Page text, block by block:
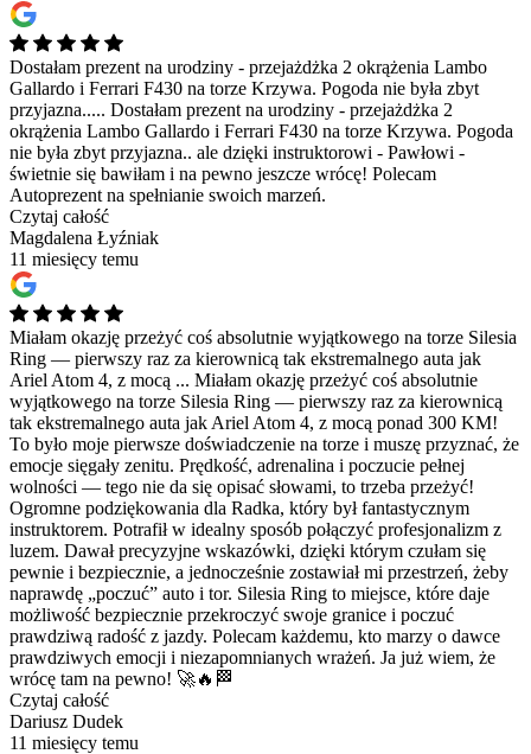
Dostałam prezent na urodziny - przejażdżka 2 okrążenia Lambo
Gallardo i Ferrari F430 na torze Krzywa. Pogoda nie była zbyt
przyjazna..... Dostałam prezent na urodziny - przejażdżka 2
okrążenia Lambo Gallardo i Ferrari F430 na torze Krzywa. Pogoda
nie była zbyt przyjazna.. ale dzięki instruktorowi - Pawłowi -
świetnie się bawiłam i na pewno jeszcze wrócę! Polecam
Autoprezent na spełnianie swoich marzeń.
Czytaj całość
Magdalena Łyźniak
11 miesięcy temu
Miałam okazję przeżyć coś absolutnie wyjątkowego na torze Silesia
Ring — pierwszy raz za kierownicą tak ekstremalnego auta jak
Ariel Atom 4, z mocą ... Miałam okazję przeżyć coś absolutnie
wyjątkowego na torze Silesia Ring — pierwszy raz za kierownicą
tak ekstremalnego auta jak Ariel Atom 4, z mocą ponad 300 KM!
To było moje pierwsze doświadczenie na torze i muszę przyznać, że
emocje sięgały zenitu. Prędkość, adrenalina i poczucie pełnej
wolności — tego nie da się opisać słowami, to trzeba przeżyć!
Ogromne podziękowania dla Radka, który był fantastycznym
instruktorem. Potrafił w idealny sposób połączyć profesjonalizm z
luzem. Dawał precyzyjne wskazówki, dzięki którym czułam się
pewnie i bezpiecznie, a jednocześnie zostawiał mi przestrzeń, żeby
naprawdę „poczuć” auto i tor. Silesia Ring to miejsce, które daje
możliwość bezpiecznie przekroczyć swoje granice i poczuć
prawdziwą radość z jazdy. Polecam każdemu, kto marzy o dawce
prawdziwych emocji i niezapomnianych wrażeń. Ja już wiem, że
wrócę tam na pewno! 🚀🔥🏁
Czytaj całość
Dariusz Dudek
11 miesięcy temu